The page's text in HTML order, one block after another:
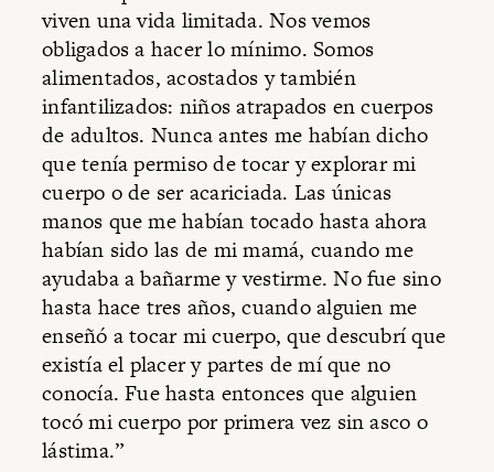
viven una vida limitada. Nos vemos
obligados a hacer lo mínimo. Somos
alimentados, acostados y también
infantilizados: niños atrapados en cuerpos
de adultos. Nunca antes me habían dicho
que tenía permiso de tocar y explorar mi
cuerpo o de ser acariciada. Las únicas
manos que me habían tocado hasta ahora
habían sido las de mi mamá, cuando me
ayudaba a bañarme y vestirme. No fue sino
hasta hace tres años, cuando alguien me
enseñó a tocar mi cuerpo, que descubrí que
existía el placer y partes de mí que no
conocía. Fue hasta entonces que alguien
tocó mi cuerpo por primera vez sin asco o
lástima.”